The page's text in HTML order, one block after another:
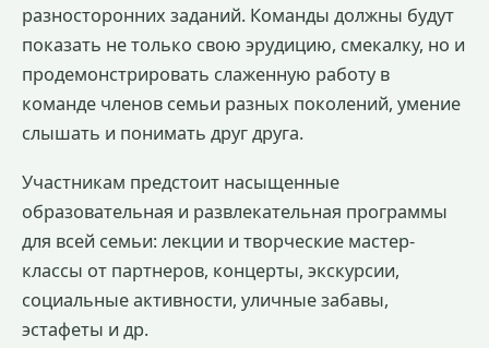
разносторонних заданий. Команды должны будут
показать не только свою эрудицию, смекалку, но и
продемонстрировать слаженную работу в
команде членов семьи разных поколений, умение
слышать и понимать друг друга.
Участникам предстоит насыщенные
образовательная и развлекательная программы
для всей семьи: лекции и творческие мастер-
классы от партнеров, концерты, экскурсии,
социальные активности, уличные забавы,
эстафеты и др.